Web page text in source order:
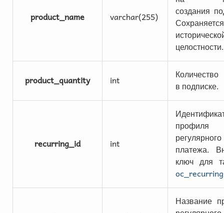
product_name varchar(255)
создания
целостности.
product_quantity int
Количество
в подписке.
recurring_id int
профиля
регулярного
платежа.
ключ для
oc_recurring
Название